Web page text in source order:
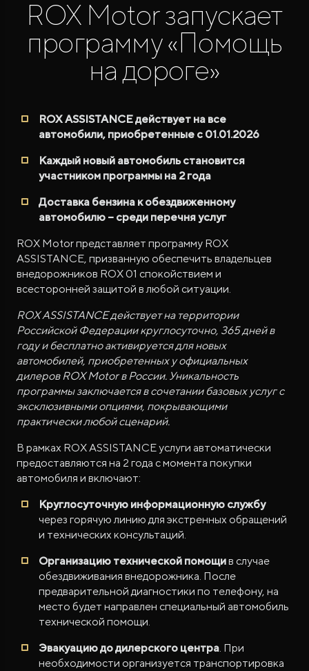
ROX ADAMAS
Совершенно новый флагманский внедорожник
ROX Motor запускает
программу «Помощь
на дороге»
ROX ASSISTANCE действует на все
автомобили, приобретенные c 01.01.2026
Каждый новый автомобиль становится
участником программы на 2 года
Доставка бензина к обездвиженному
автомобилю – среди перечня услуг
ROX Motor представляет программу ROX
ASSISTANCE, призванную обеспечить владельцев
внедорожников ROX 01 спокойствием и
всесторонней защитой в любой ситуации.
ROX ASSISTANCE действует на территории
Российской Федерации круглосуточно, 365 дней в
году и бесплатно активируется для новых
автомобилей, приобретенных у официальных
дилеров ROX Motor в России. Уникальность
программы заключается в сочетании базовых услуг с
эксклюзивными опциями, покрывающими
практически любой сценарий.
В рамках ROX ASSISTANCE услуги автоматически
предоставляются на 2 года с момента покупки
автомобиля и включают:
Круглосуточную информационную службу
через горячую линию для экстренных обращений
и технических консультаций.
Организацию технической помощив случае
обездвиживания внедорожника. После
предварительной диагностики по телефону, на
место будет направлен специальный автомобиль
технической помощи.
Эвакуацию до дилерского центра. При
необходимости организуется транспортировка